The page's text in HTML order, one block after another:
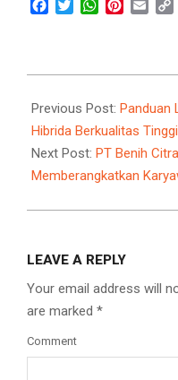
Facebook
TwitterWhatsApp
Pinterest
Email
07-
31
Previous Post: Panduan
Hibrida Berkualitas Tinggi
Next Post: PT Benih
Memberangkatkan
LEAVE A REPLY
Your email address will
are marked *
Comment